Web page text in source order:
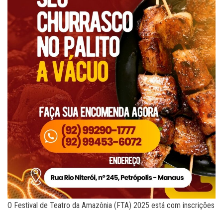
O Festival de Teatro da Amazônia (FTA) 2025 está com inscrições